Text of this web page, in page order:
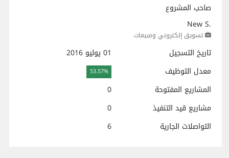
صاحب المشروع
New S.
تسويق إلكتروني ومبيعات
تاريخ التسجيل
01 يوليو 2016
معدل التوظيف
53.57%
المشاريع المفتوحة
0
مشاريع قيد التنفيذ
0
التواصلات الجارية
6